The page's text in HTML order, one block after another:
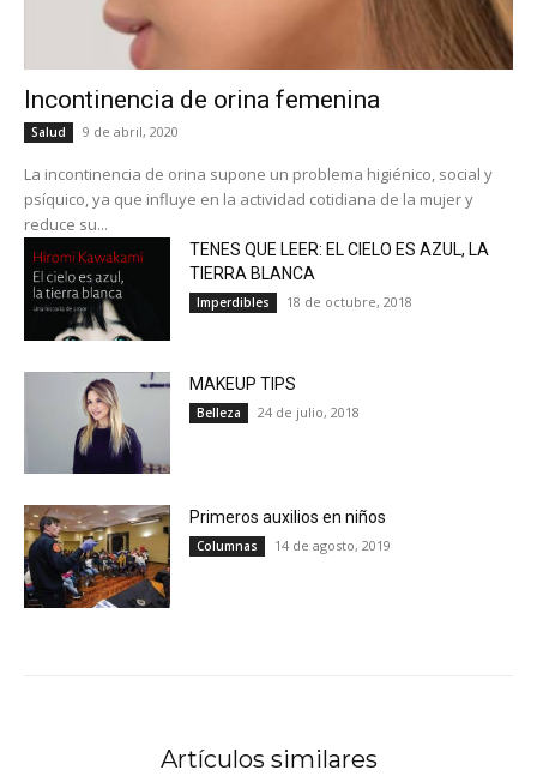
Incontinencia de orina femenina
Salud 9 de abril, 2020
La incontinencia de orina supone un problema higiénico, social y
psíquico, ya que influye en la actividad cotidiana de la mujer y
reduce su...
TENES QUE LEER: EL CIELO ES AZUL, LA
TIERRA BLANCA
Imperdibles 18 de octubre, 2018
MAKEUP TIPS
Belleza 24 de julio, 2018
Primeros auxilios en niños
Columnas 14 de agosto, 2019
Artículos similares